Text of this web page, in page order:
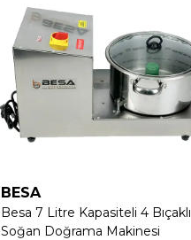
BESA
Besa 7 Litre Kapasiteli 4 Bıçaklı
Soğan Doğrama Makinesi